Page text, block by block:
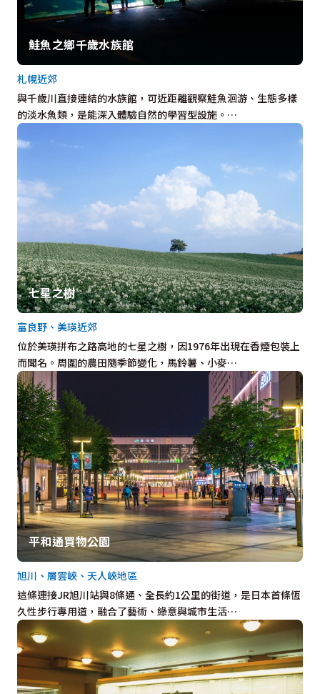
鮭魚之鄉千歲水族館
與千歲川直接連結的水族館，可近距離觀察鮭魚洄游、生態多樣
的淡水魚類，是能深入體驗自然的學習型設施。…
札幌近郊
七星之樹
位於美瑛拼布之路高地的七星之樹，因1976年出現在香煙包裝上
而聞名。周圍的農田隨季節變化，馬鈴薯、小麥…
富良野、美瑛近郊
平和通買物公園
這條連接JR旭川站與8條通、全長約1公里的街道，是日本首條恆
久性步行專用道，融合了藝術、綠意與城市生活…
旭川、層雲峽、天人峽地區